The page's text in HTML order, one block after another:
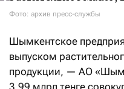
Фото: архив пресс-службы
Шымкентское
выпуском
продукции, — АО
3,99 млрд тенге